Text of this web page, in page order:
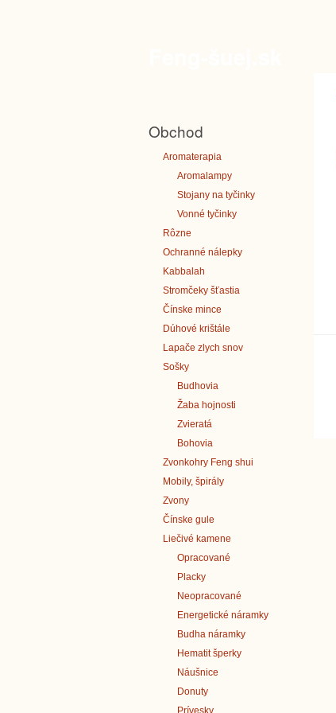
Obchod
Aromaterapia
Aromalampy
Stojany na tyčinky
Vonné tyčinky
Rôzne
Ochranné nálepky
Kabbalah
Stromčeky šťastia
Čínske mince
Dúhové krištále
Lapače zlych snov
Sošky
Budhovia
Žaba hojnosti
Zvieratá
Bohovia
Zvonkohry Feng shui
Mobily, špirály
Zvony
Čínske gule
Liečivé kamene
Opracované
Placky
Neopracované
Energetické náramky
Budha náramky
Hematit šperky
Náušnice
Donuty
Prívesky